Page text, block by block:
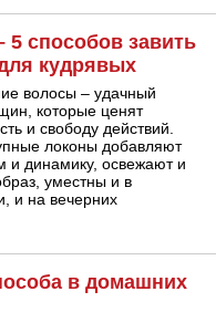
5 способов завить
кудрявых
волосы – удачный
которые ценят
и свободу действий.
локоны добавляют
и динамику, освежают и
уместны и в
и на вечерних
в домашних